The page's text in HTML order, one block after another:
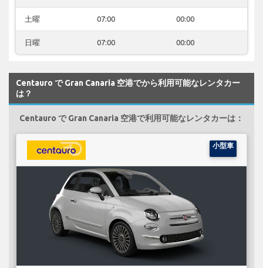
土曜 07:00 00:00
日曜 07:00 00:00
Centauro で Gran Canaria 空港でから利用可能なレンタカー
は？
Centauro で Gran Canaria 空港で利用可能なレンタカーは：
小型車